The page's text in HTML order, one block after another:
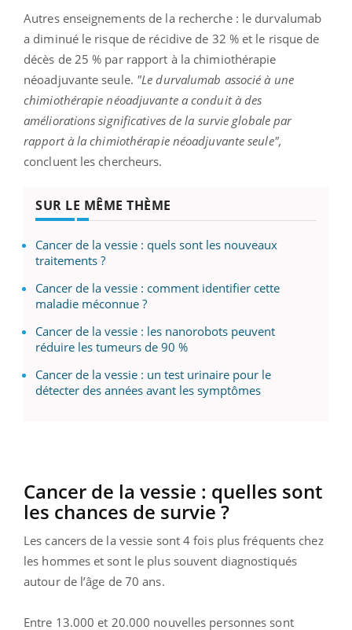
Autres enseignements de la recherche : le durvalumab
a diminué le risque de récidive de 32 % et le risque de
décès de 25 % par rapport à la chimiothérapie
néoadjuvante seule. "Le durvalumab associé à une
chimiothérapie néoadjuvante a conduit à des
améliorations significatives de la survie globale par
rapport à la chimiothérapie néoadjuvante seule",
concluent les chercheurs.
SUR LE MÊME THÈME
Cancer de la vessie : quels sont les nouveaux
traitements ?
Cancer de la vessie : comment identifier cette
maladie méconnue ?
Cancer de la vessie : les nanorobots peuvent
réduire les tumeurs de 90 %
Cancer de la vessie : un test urinaire pour le
détecter des années avant les symptômes
Cancer de la vessie : quelles sont
les chances de survie ?
Les cancers de la vessie sont 4 fois plus fréquents chez
les hommes et sont le plus souvent diagnostiqués
autour de l’âge de 70 ans.
Entre 13.000 et 20.000 nouvelles personnes sont